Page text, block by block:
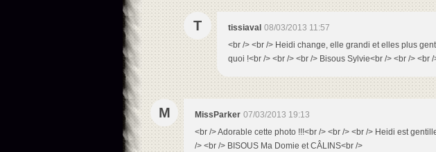
T tissiaval 08/03/2013 11:57
<br /> <br /> Heidi change, elle grandi et elles plus
quoi !<br /> <br /> <br /> Bisous Sylvie<br /> <br /> <br /
M MissParker 07/03/2013 19:13
<br /> Adorable cette photo !!!<br /> <br /> <br /> Heidi est
/> <br /> BISOUS Ma Domie et CÂLINS<br />